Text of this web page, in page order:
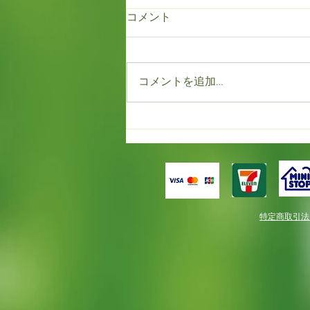
コメント
コメントを追加…
特定商取引